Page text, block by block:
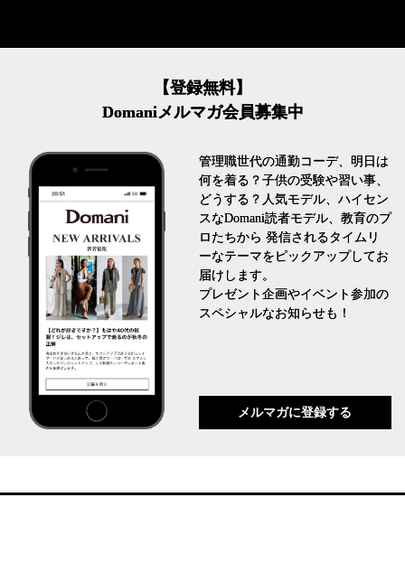
【登録無料】
Domaniメルマガ会員募集中
管理職世代の通勤コーデ、明日は
何を着る？子供の受験や習い事、
どうする？人気モデル、ハイセン
スなDomani読者モデル、教育のプ
ロたちから 発信されるタイムリ
ーなテーマをピックアップしてお
届けします。
プレゼント企画やイベント参加の
スペシャルなお知らせも！
メルマガに登録する